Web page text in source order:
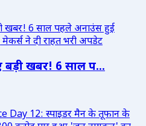
बड़ी खबर! 6 साल प...